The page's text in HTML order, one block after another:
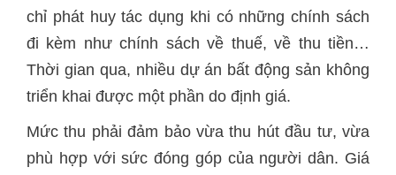
chỉ phát huy tác dụng khi có những chính sách
đi kèm như chính sách về thuế, về thu tiền…
Thời gian qua, nhiều dự án bất động sản không
triển khai được một phần do định giá.
Mức thu phải đảm bảo vừa thu hút đầu tư, vừa
phù hợp với sức đóng góp của người dân. Giá